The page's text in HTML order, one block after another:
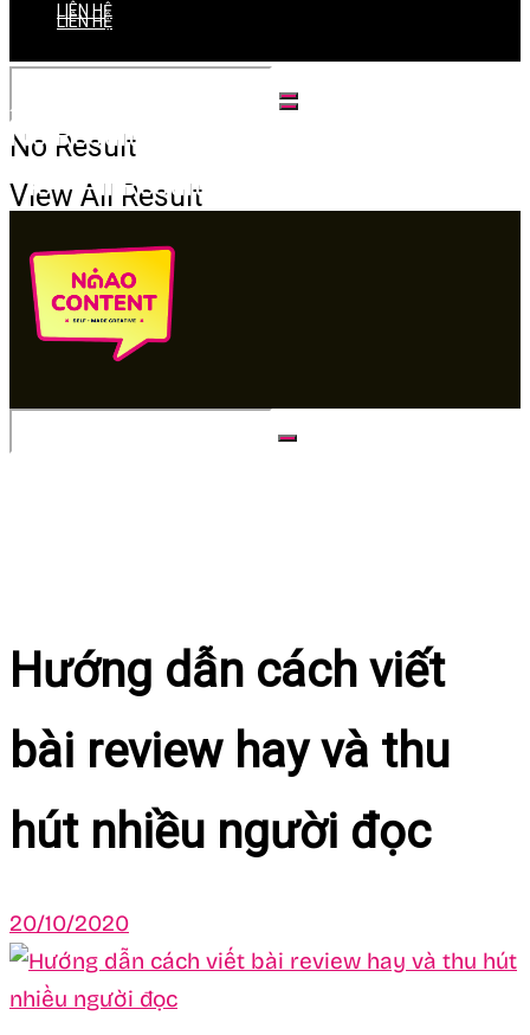
LIÊN HỆ
No Result
View All Result
LIÊN HỆ
No Result
View All Result
Hướng dẫn cách viết
bài review hay và thu
hút nhiều người đọc
20/10/2020